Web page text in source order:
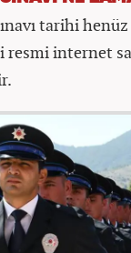
tarihi
resmi internet